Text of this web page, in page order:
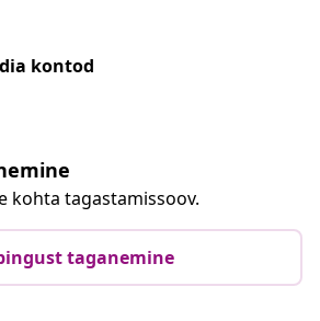
kontod
kohta tagastamissoov.
taganemine